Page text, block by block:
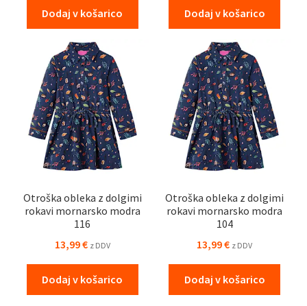
Dodaj v košarico Dodaj v košarico
Otroška obleka z dolgimi
rokavi mornarsko modra
116
13,99€ z DDV
Dodaj v košarico
Otroška obleka z dolgimi
rokavi mornarsko modra
104
13,99€ z DDV
Dodaj v košarico